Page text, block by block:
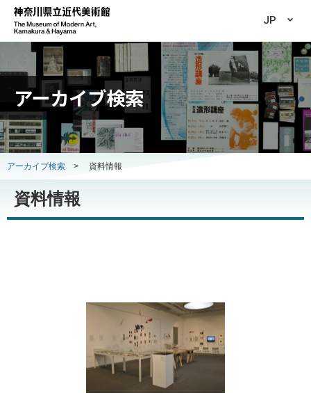
JP
アーカイブ検索
アーカイブ検索 > 資料情報
資料情報